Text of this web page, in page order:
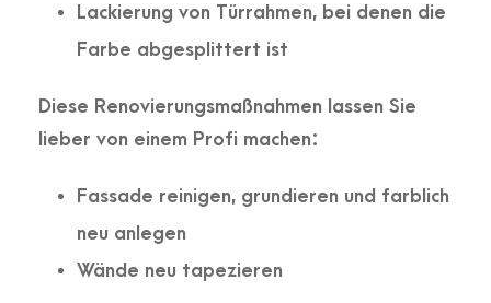
Lackierung von Türrahmen, bei denen die
Farbe abgesplittert ist
Diese Renovierungsmaßnahmen lassen Sie
lieber von einem Profi machen:
Fassade reinigen, grundieren und farblich
neu anlegen
Wände neu tapezieren